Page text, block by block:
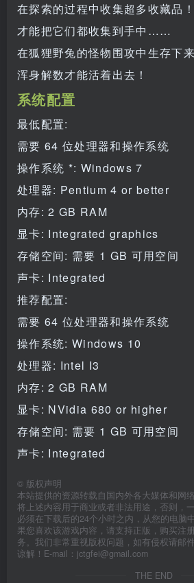
在探索的过程中收集超多收藏品
才能把它们都收集到手中……
在狐狸野兔的怪物围攻中生存下
浑身解数才能活着出去！
系统配置
最低配置:
需要 64 位处理器和操作系统
操作系统 *: Windows 7
处理器: Pentium 4 or better
内存: 2 GB RAM
显卡: Integrated graphics
存储空间: 需要 1 GB 可用空间
声卡: Integrated
推荐配置:
需要 64 位处理器和操作系统
操作系统: Windows 10
处理器: Intel I3
内存: 2 GB RAM
显卡: NVidia 680 or higher
存储空间: 需要 1 GB 可用空间
声卡: Integrated
© 版权声明
本站提供的资源转载自国内外各大媒体和网
将上述内容用于商业或者非法用途，否则，
必须在下载后的24个小时之内，从您的电脑
果您喜欢该游戏内容，请支持正版，购买注
务。我们非常重视版权问题，如有侵权请邮
谅解！E-mail：jctgfei@gmail.com
THE END